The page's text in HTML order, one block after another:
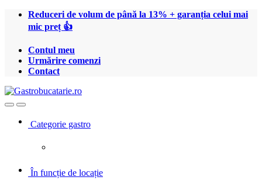
Treci
Treci
Reduceri de volum de până la 13% + garanția celui mai
mic preț 👍
Contul meu
Urmărire comenzi
Contact
OpenClose
Categorie gastro
În funcție de locație